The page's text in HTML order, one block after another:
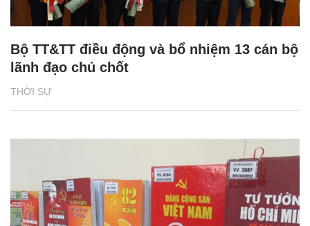
THỜI SỰ
Bộ TT&TT điều động và bổ nhiệm 13 cán bộ
lãnh đạo chủ chốt